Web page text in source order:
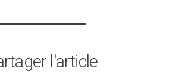
l'article